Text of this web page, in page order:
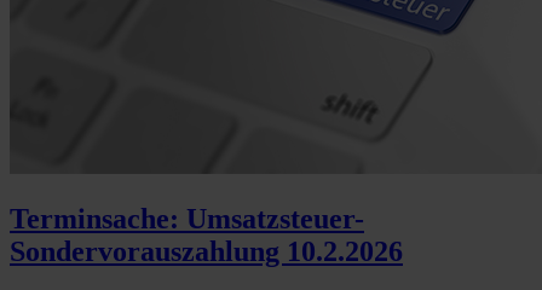
Terminsache: Umsatzsteuer-
Sondervorauszahlung 10.2.2026